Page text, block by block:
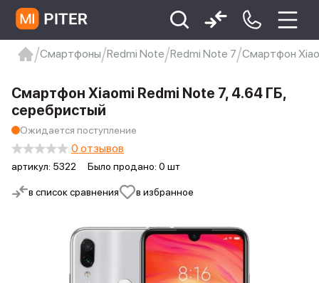
Xiaomi 9 про
xiaomi redmi 12c
Смартфоны Redmi Note Redmi Note 7 Смартфон
в список сравнения в избранное
Смартфон Xiaomi Redmi Note 7, 4.64 ГБ,
серебристый
Ожидается поступление
артикул: 5322 Было продано: 0 шт
0 отзывов